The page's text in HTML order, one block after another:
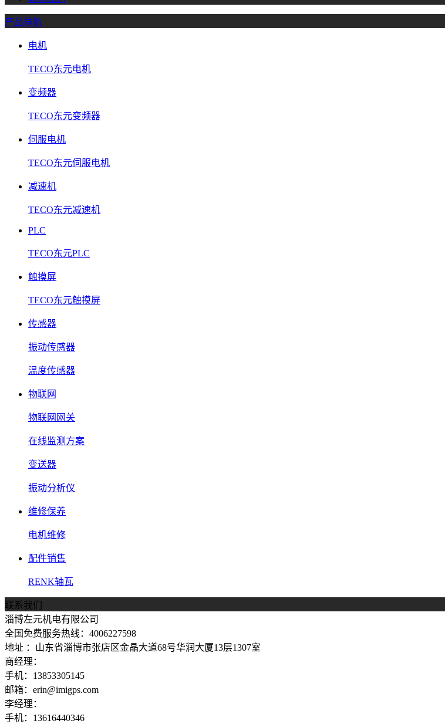
产品导航
电机
TECO东元电机
变频器
TECO东元变频器
伺服电机
TECO东元伺服电机
减速机
TECO东元减速机
PLC
TECO东元PLC
触摸屏
TECO东元触摸屏
传感器
振动传感器
温度传感器
物联网
物联网网关
在线监测方案
变送器
振动分析仪
维修保养
电机维修
配件销售
RENK轴瓦
联系我们
淄博左元机电有限公司
全国免费服务热线：4006227598
地址 ：山东省淄博市张店区金晶大道68号华润大厦13层1307室
商经理：
手机：13853305145
邮箱：erin@imigps.com
李经理：
手机：13616440346